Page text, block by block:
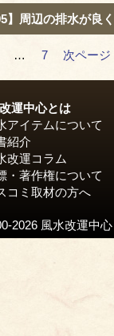
】周辺の排水が良
… 7 次ページ
運中心とは
アイテムについて
紹介
改運コラム
・著作権について
コミ取材の方へ
2026 風水改運中